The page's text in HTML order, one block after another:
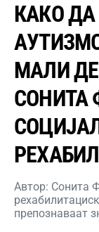
КАКО
МАЛИ
СОНИТА
Автор: Сонита
препознаваат